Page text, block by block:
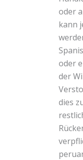
oder
kann
oder
der
dies